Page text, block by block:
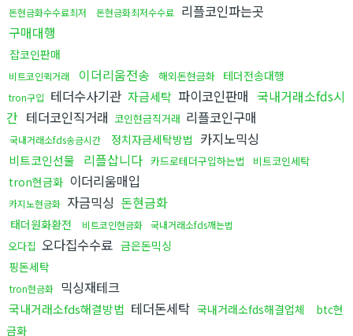
돈현금화수수료최저 돈현금화최저수수료 리플코인파는곳
구매대행
잡코인판매
비트코인퀵거래 이더리움전송 해외돈현금화 테더전송대행
tron구입 테더수사기관 자금세탁 파이코인판매 국내거래소fds시
간 테더코인직거래 코인현금직거래 리플코인구매
국내거래소fds송금시간 정치자금세탁방법 카지노믹싱
비트코인선물 리플삽니다 카드로테더구입하는법 비트코인세탁
tron현금화 이더리움매입
카지노현금화 자금믹싱 돈현금화
태더원화환전 비트코인현금화 국내거래소fds깨는법
오다집 오다집수수료 금은돈믹싱
핑돈세탁
tron현금화 믹싱재테크
국내거래소fds해결방법 테더돈세탁 국내거래소fds해결업체
btc현
금화